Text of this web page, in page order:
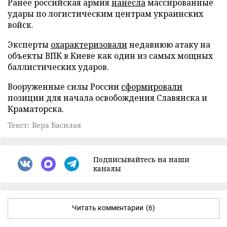
Ранее российская армиянанесламассированные
удары по логистическим центрам украинских
войск.
Эксперты охарактеризовалинедавнюю атаку на
объекты ВПК в Киеве как один из самых мощных
баллистических ударов.
Вооруженные силы России сформировали
позиции для начала освобождения Славянска и
Краматорска.
Текст: Вера Басилая
Подписывайтесь на наши
каналы
Читать комментарии (6)